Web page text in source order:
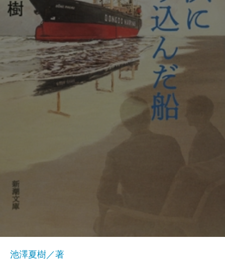
池澤夏樹／著